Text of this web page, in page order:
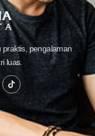
praktis, pengalaman
luas.